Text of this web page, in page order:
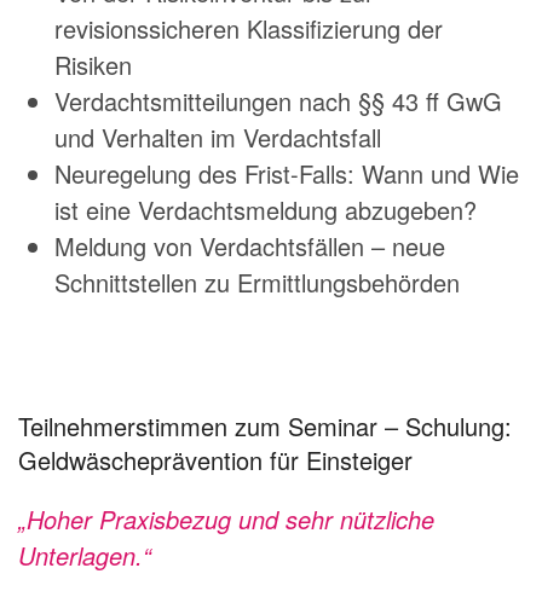
revisionssicheren Klassifizierung der
Risiken
Verdachtsmitteilungen nach §§ 43 ff GwG
und Verhalten im Verdachtsfall
Neuregelung des Frist-Falls: Wann und Wie
ist eine Verdachtsmeldung abzugeben?
Meldung von Verdachtsfällen – neue
Schnittstellen zu Ermittlungsbehörden
Teilnehmerstimmen zum Seminar – Schulung:
Geldwäscheprävention für Einsteiger
„Hoher Praxisbezug und sehr nützliche
Unterlagen.“